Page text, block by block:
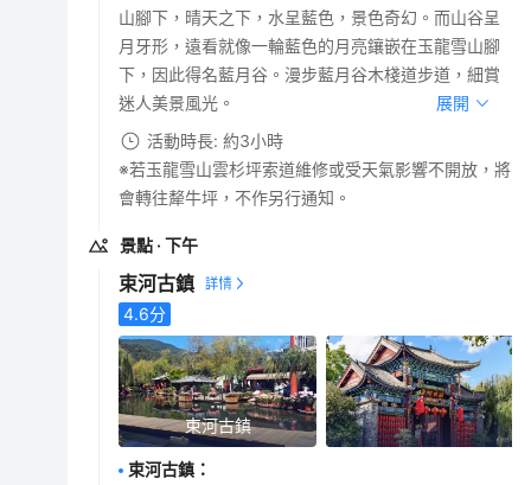
山腳下，晴天之下，水呈藍色，景色奇幻。而山谷呈
月牙形，遠看就像一輪藍色的月亮鑲嵌在玉龍雪山腳
下，因此得名藍月谷。漫步藍月谷木棧道步道，細賞
迷人美景風光。
展開
活動時長: 約3小時
※若玉龍雪山雲杉坪索道維修或受天氣影響不開放，將
會轉往犛牛坪，不作另行通知。
景點 · 下午
束河古鎮
4.6分
束河古鎮
束河古鎮 ：